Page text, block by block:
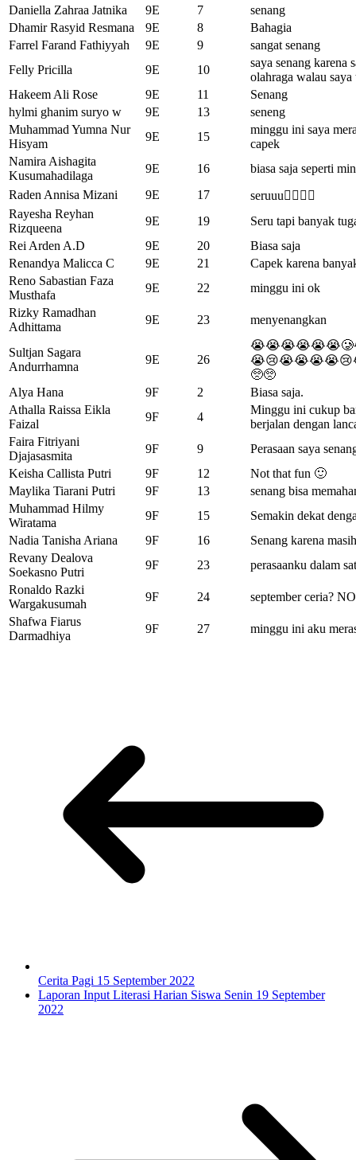
Daniella Zahraa Jatnika
9E 7
senang
Dhamir Rasyid Resmana
9E 8
Bahagia
Farrel Farand Fathiyyah
9E 9
sangat senang
Felly Pricilla
9E 10
saya senang karena
olahraga walau
Hakeem Ali Rose
9E 11
Senang
hylmi ghanim suryo w
9E 13
seneng
Muhammad Yumna Nur
Hisyam
9E 15
minggu ini saya
capek
Namira Aishagita
Kusumahadilaga
9E 16
biasa saja seperti
Raden Annisa Mizani
9E 17
seruuu👍🏽👍🏽
Rayesha Reyhan
Rizqueena
9E 19
Seru tapi banyak
Rei Arden A.D
9E 20
Biasa saja
Renandya Malicca C
9E 21
Capek karena
Reno Sabastian Faza
Musthafa
9E 22
minggu ini ok
Rizky Ramadhan
Adhittama
9E 23 menyenangkan
Sultjan Sagara
Andurrhamna
9E 26
🥺🥺
Alya Hana
9F 2
Biasa saja.
Athalla Raissa Eikla
Faizal
9F 4
Minggu ini cukup
berjalan dengan
Faira Fitriyani
Djajasasmita
9F 9
Perasaan saya
Keisha Callista Putri
9F 12
Not that fun 🙂
Maylika Tiarani Putri
9F 13
senang bisa
Muhammad Hilmy
Wiratama
9F 15
Semakin dekat
Nadia Tanisha Ariana
9F 16
Senang karena
Revany Dealova
Soekasno Putri
9F 23
perasaanku dalam
Ronaldo Razki
Wargakusumah
9F 24
september ceria?
Shafwa Fiarus
Darmadhiya
9F 27 minggu ini aku
Cerita Pagi 15 September 2022
Laporan Input Literasi Harian Siswa Senin 19 September
2022